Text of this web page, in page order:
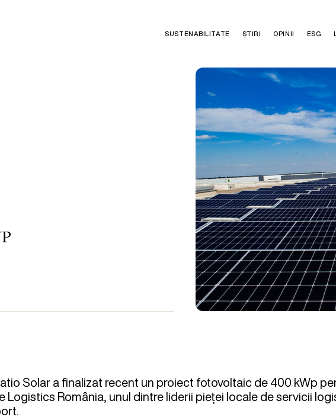
SUSTENABILITATE ȘTIRI OPINII ESG
Solar a finalizat recent un proiect fotovoltaic de 400 kWp
Logistics România, unul dintre liderii pieței locale de servicii